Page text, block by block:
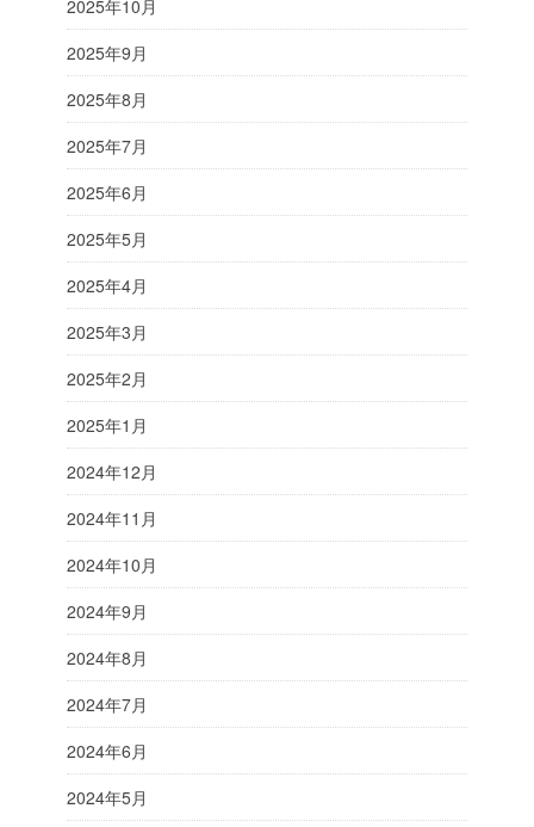
2025年10月
2025年9月
2025年8月
2025年7月
2025年6月
2025年5月
2025年4月
2025年3月
2025年2月
2025年1月
2024年12月
2024年11月
2024年10月
2024年9月
2024年8月
2024年7月
2024年6月
2024年5月